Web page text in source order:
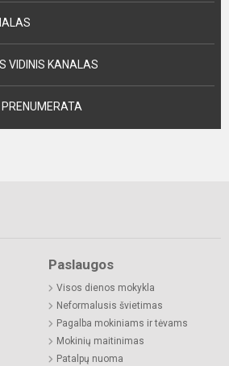
VIDINIS KANALAS
Paslaugos
Visos dienos mokykla
Neformalusis švietimas
Pagalba mokiniams ir tėvams
Mokinių maitinimas
Patalpų nuoma